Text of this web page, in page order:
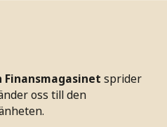
Finansmagasinet sprider
oss till den